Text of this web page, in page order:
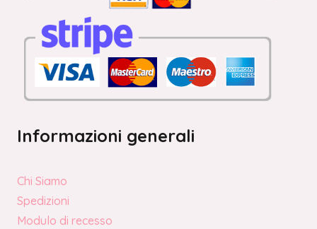
Informazioni generali
Chi Siamo
Spedizioni
Modulo di recesso